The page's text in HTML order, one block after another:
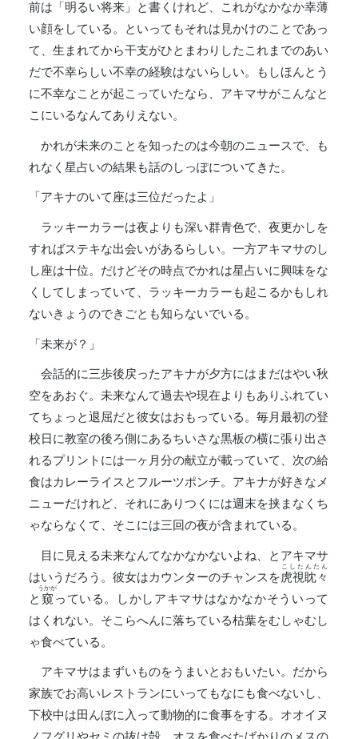
前は「明るい将来」と書くけれど、これがなかなか幸薄
い顔をしている。といってもそれは見かけのことであっ
て、生まれてから干支がひとまわりしたこれまでのあい
だで不幸らしい不幸の経験はないらしい。もしほんとう
に不幸なことが起こっていたなら、アキマサがこんなと
こにいるなんてありえない。
かれが未来のことを知ったのは今朝のニュースで、も
れなく星占いの結果も話のしっぽについてきた。
「アキナのいて座は三位だったよ」
ラッキーカラーは夜よりも深い群青色で、夜更かしを
すればステキな出会いがあるらしい。一方アキマサのし
し座は十位。だけどその時点でかれは星占いに興味をな
くしてしまっていて、ラッキーカラーも起こるかもしれ
ないきょうのできごとも知らないでいる。
「未来が？」
会話的に三歩後戻ったアキナが夕方にはまだはやい秋
空をあおぐ。未来なんて過去や現在よりもありふれてい
てちょっと退屈だと彼女はおもっている。毎月最初の登
校日に教室の後ろ側にあるちいさな黒板の横に張り出さ
れるプリントには一ヶ月分の献立が載っていて、次の給
食はカレーライスとフルーツポンチ。アキナが好きなメ
ニューだけれど、それにありつくには週末を挟まなくち
ゃならなくて、そこには三回の夜が含まれている。
目に見える未来なんてなかなかないよね、とアキマサ
はいうだろう。彼女はカウンターのチャンスを虎視眈々
こしたんたん
と 窺
うかが
っている。しかしアキマサはなかなかそういって
はくれない。そこらへんに落ちている枯葉をむしゃむし
ゃ食べている。
アキマサはまずいものをうまいとおもいたい。だから
家族でお高いレストランにいってもなにも食べないし、
下校中は田んぼに入って動物的に食事をする。オオイヌ